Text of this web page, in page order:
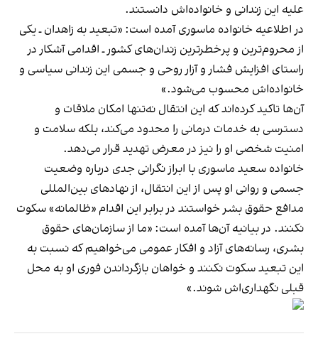
علیه این زندانی و خانواده‌اش دانستند.
در اطلاعیه خانواده ماسوری آمده است: «تبعید به زاهدان ـ یکی
از محروم‌ترین و پرخطرترین زندان‌های کشور ـ اقدامی آشکار در
راستای افزایش فشار و آزار روحی و جسمی این زندانی سیاسی و
خانواده‌اش محسوب می‌شود.»
آن‌ها تاکید کرده‌اند که این انتقال نه‌تنها امکان ملاقات و
دسترسی به خدمات درمانی را محدود می‌کند، بلکه سلامت و
امنیت شخصی او را نیز در معرض تهدید قرار می‌دهد.
خانواده سعید ماسوری با ابراز نگرانی جدی درباره وضعیت
جسمی و روانی او پس از این انتقال، از نهادهای بین‌المللی
مدافع حقوق بشر خواستند در برابر این اقدام «ظالمانه» سکوت
نکنند. در بیانیه آن‌ها آمده است: «ما از سازمان‌های حقوق
بشری، رسانه‌های آزاد و افکار عمومی می‌خواهیم که نسبت به
این تبعید سکوت نکنند و خواهان بازگرداندن فوری او به محل
قبلی نگهداری‌اش شوند.»